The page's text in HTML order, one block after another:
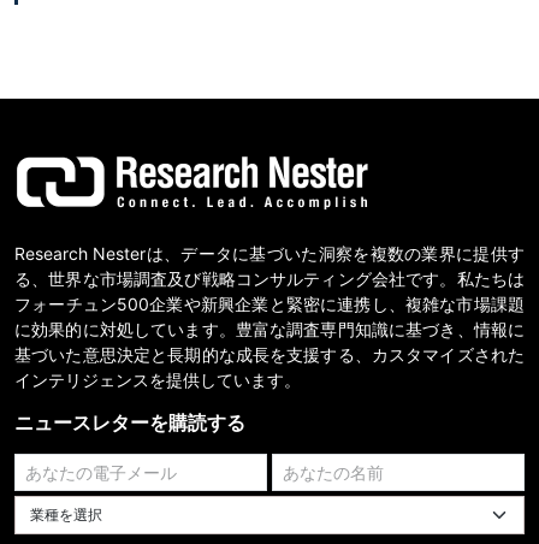
Research Nesterは、データに基づいた洞察を複数の業界に提供す
る、世界な市場調査及び戦略コンサルティング会社です。私たちは
フォーチュン500企業や新興企業と緊密に連携し、複雑な市場課題
に効果的に対処しています。豊富な調査専門知識に基づき、情報に
基づいた意思決定と長期的な成長を支援する、カスタマイズされた
インテリジェンスを提供しています。
ニュースレターを購読する
業種を選択してください